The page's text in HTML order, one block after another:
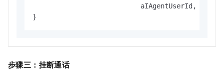
aIAgentUserId,
}
步骤三： 挂断通话